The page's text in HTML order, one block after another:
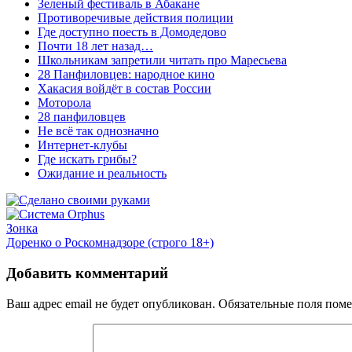
Зеленый фестиваль в Абакане
Противоречивые действия полиции
Где доступно поесть в Домодедово
Почти 18 лет назад…
Школьникам запретили читать про Маресьева
28 Панфиловцев: народное кино
Хакасия войдёт в состав России
Моторола
28 панфиловцев
Не всё так однозначно
Интернет-клубы
Где искать грибы?
Ожидание и реальность
Зонка
Доренко о Роскомнадзоре (строго 18+)
Добавить комментарий
Ваш адрес email не будет опубликован. Обязательные поля